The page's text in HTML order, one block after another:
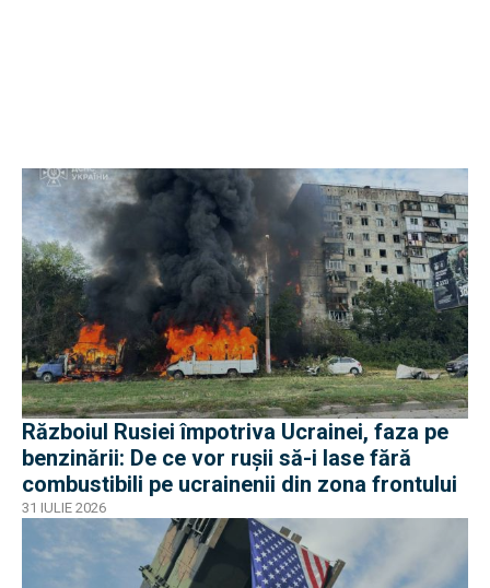
Războiul Rusiei împotriva Ucrainei, faza pe
benzinării: De ce vor rușii să-i lase fără
combustibili pe ucrainenii din zona frontului
31 IULIE 2026